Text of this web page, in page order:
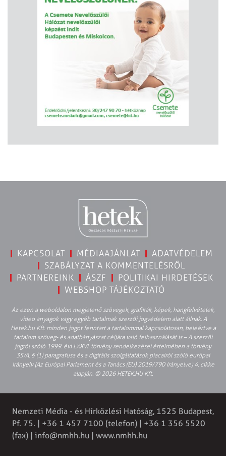
KAPCSOLAT MÉDIAAJÁNLAT
ADATVÉDELEM
SZABÁLYZAT A KOMMENTELÉSRŐL
PARTNEREINK
ÁSZF
POLITIKAI HIRDETÉSEK
WEBSHOP TÁJÉKOZTATÓ
Az ezen a weboldalon megjelenő szövegek, grafikák, képek, hangfelvételek,
video anyagok vagy egyéb tartalmak szerzői jogvédelem alatt állnak. A
Hetek.hu Kft. minden jogot fenntart a tartalommal kapcsolatosan, beleértve a
tartalom szöveg- és adatbányászat céljára való felhasználását is – A szerzői
jogról szóló 1999. évi LXXVI. törvény rendelkezései értelmében a törvény
35/A. § (1) paragrafusa és a digitális szolgáltatások piacairól szóló európai
irányelv (Az Európai Parlament és a Tanács (EU) 2019/790 Irányelve) 4. cikke
alapján. © 2026 HETEK.HU Kft.
Nemzeti Média - és Hírközlési Hatóság, 1525 Budapest,
Pf. 75. | +36 1 457 7100 (telefon) | +36 1 356 5520
(fax) | info@nmhh.hu | www.nmhh.hu